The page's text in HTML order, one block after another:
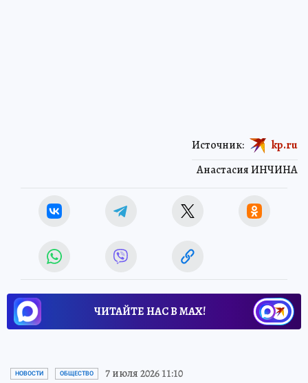
Анастасия ИНЧИНА
Источник: kp.ru
ЧИТАЙТЕ НАС В МАХ!
НОВОСТИ ОБЩЕСТВО 7 июля 2026 11:10